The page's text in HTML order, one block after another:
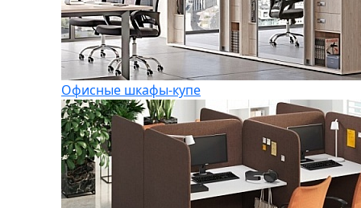
Офисные шкафы-купе